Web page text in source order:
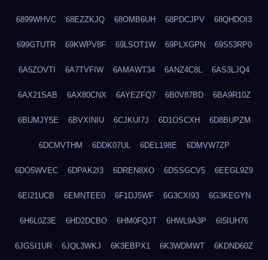
6899WHVC 68EZZKJQ 68OMB6UH 68PDCJPV 68QHDOI3
699GTUTR 69KWPV8F 69LSOT1W 69PLXGPN 69S53RP0
6A5ZOVTI 6A7TVFIW 6AMAWT34 6ANZ4C8L 6AS3LJQ4
6AX21SAB 6AX80CNX 6AYEZFQ7 6B0V87BD 6BA9R10Z
6BUMJY5E 6BVXINIU 6CJKUI7J 6D1OSCXH 6D8BUPZM
6DCMVTHM 6DDK07UL 6DEL198E 6DMVW7ZP
6DO5WVEC 6DPAK2I3 6DREN8XO 6DSSGCV5 6EEGL9Z9
6EI21UCB 6EMNTEE0 6F1DJ5WF 6G3CXI93 6G3KEGYN
6H6L0Z3E 6HD2DCBO 6HM0FQJT 6HWL9A3P 6I5IUH76
6JGSI1UR 6JQL3WKJ 6K3EBPX1 6K3WDMWT 6KDND60Z